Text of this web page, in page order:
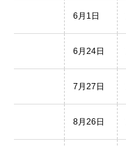
6月1日
6月24日
7月27日
8月26日